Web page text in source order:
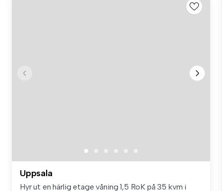
Uppsala
Hyr ut en härlig etage våning 1,5 RoK på 35 kvm i